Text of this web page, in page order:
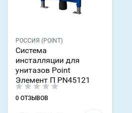
РОССИЯ (POINT)
Система
инсталляции для
унитазов Point
Элемент П PN45121
0 ОТЗЫВОВ